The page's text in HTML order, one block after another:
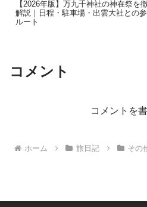
【2026年版】万九千神社の神在祭を
解説｜日程・駐車場・出雲大社との
ルート
コメント
コメントを
ホーム 旅日記 その